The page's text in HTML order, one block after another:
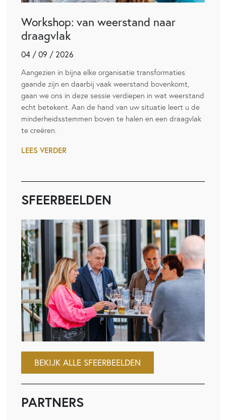
Workshop: van weerstand naar
draagvlak
04 / 09 / 2026
Aangezien in bijna elke organisatie transformaties
gaande zijn en daarbij vaak weerstand bovenkomt,
gaan we ons in deze sessie verdiepen in wat weerstand
echt betekent. Aan de hand van uw situatie leert u de
minderheidsstemmen boven te halen en een draagvlak
te creëren.
LEES VERDER
SFEERBEELDEN
BEKIJK ALLE SFEERBEELDEN
PARTNERS